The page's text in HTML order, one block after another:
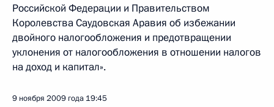
Российской Федерации и Правительством
Королевства Саудовская Аравия об избежании
двойного налогообложения и предотвращении
уклонения от налогообложения в отношении налогов
на доход и капитал».
9 ноября 2009 года 19:45